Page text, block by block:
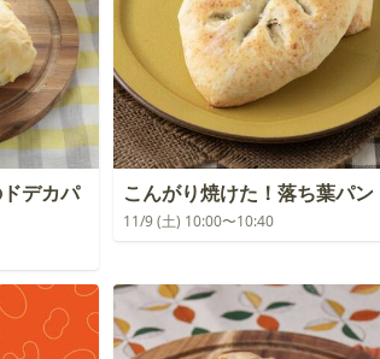
デカパ
こんがり焼けた！落ち葉パン
11/9 (土) 10:00〜10:40